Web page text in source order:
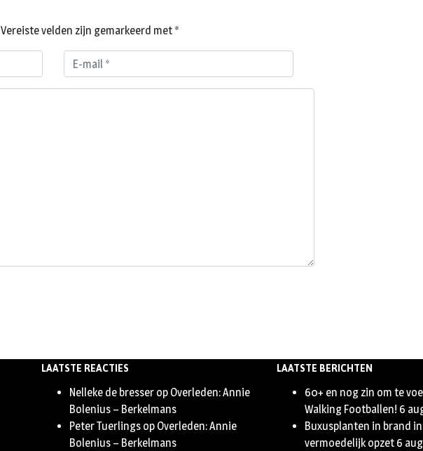
Vereiste velden zijn gemarkeerd met *
LAATSTE REACTIES
Nelleke de bresser op Overleden: Annie
Bolenius – Berkelmans
Peter Tuerlings op Overleden: Annie
Bolenius – Berkelmans
LAATSTE BERICHTEN
60+ en nog zin om te
Walking Footballen! 6
Buxusplanten in brand
vermoedelijk opzet 6